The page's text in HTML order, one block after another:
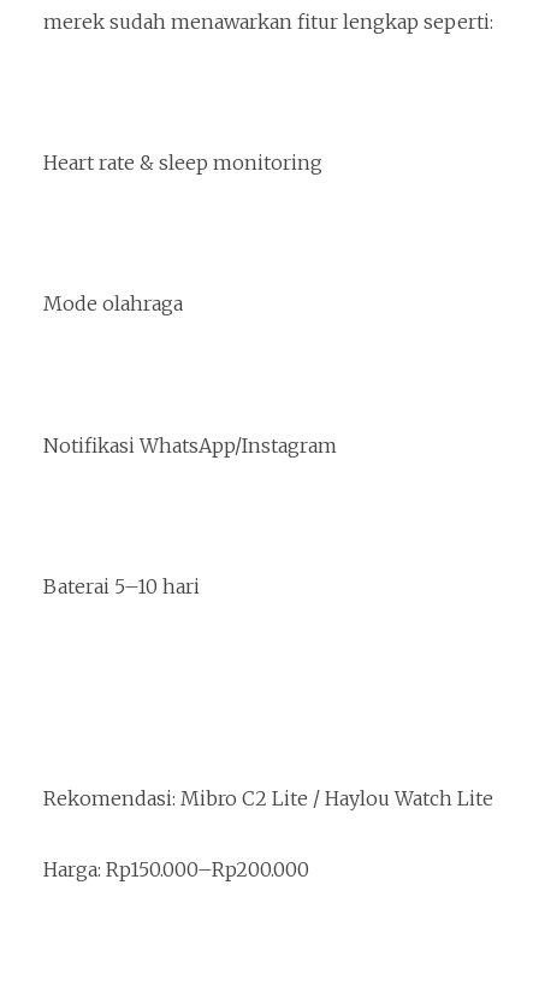
merek sudah menawarkan fitur lengkap seperti:
Heart rate & sleep monitoring
Mode olahraga
Notifikasi WhatsApp/Instagram
Baterai 5–10 hari
Rekomendasi: Mibro C2 Lite / Haylou Watch Lite
Harga: Rp150.000–Rp200.000